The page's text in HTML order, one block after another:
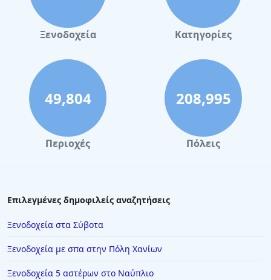
Ξενοδοχεία Κατηγορίες
49,804
Περιοχές
208,995
Πόλεις
Επιλεγμένες δημοφιλείς αναζητήσεις
Ξενοδοχεία στα Σύβοτα
Ξενοδοχεία με σπα στην Πόλη Χανίων
Ξενοδοχεία 5 αστέρων στο Ναύπλιο